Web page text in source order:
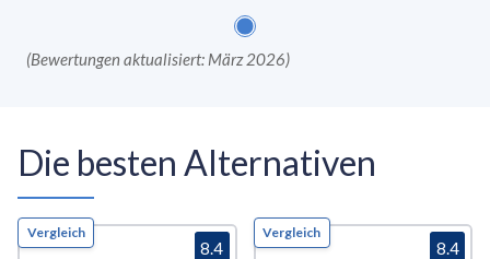
(Bewertungen aktualisiert: März 2026)
Die besten Alternativen
Vergleich
8.4
Vergleich
8.4